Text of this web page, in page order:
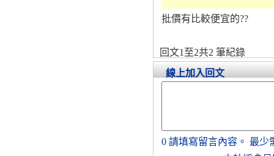
批價有比較便宜的??
回文1至2共2 筆紀錄
線上加入回文
0 請填寫留言內容。 最少